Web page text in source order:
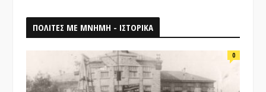
ΠΟΛΙΤΕΣ ΜΕ ΜΝΗΜΗ - ΙΣΤΟΡΙΚΑ
0